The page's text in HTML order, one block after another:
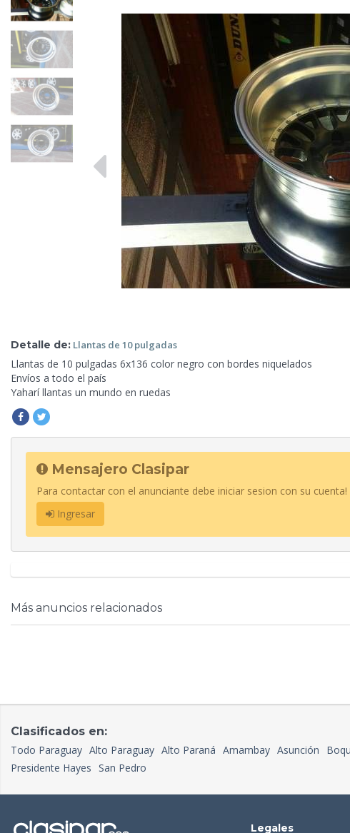
Detalle de: Llantas de 10 pulgadas
Llantas de 10 pulgadas 6x136 color negro con bordes niquelados
Envíos a todo el país
Yaharí llantas un mundo en ruedas
Mensajero Clasipar
Para contactar con el anunciante debe iniciar sesion con su cuenta!
Ingresar
Más anuncios relacionados
Clasificados en:
Todo Paraguay Alto Paraguay Alto Paraná Amambay Asunción
Presidente Hayes San Pedro
Legales